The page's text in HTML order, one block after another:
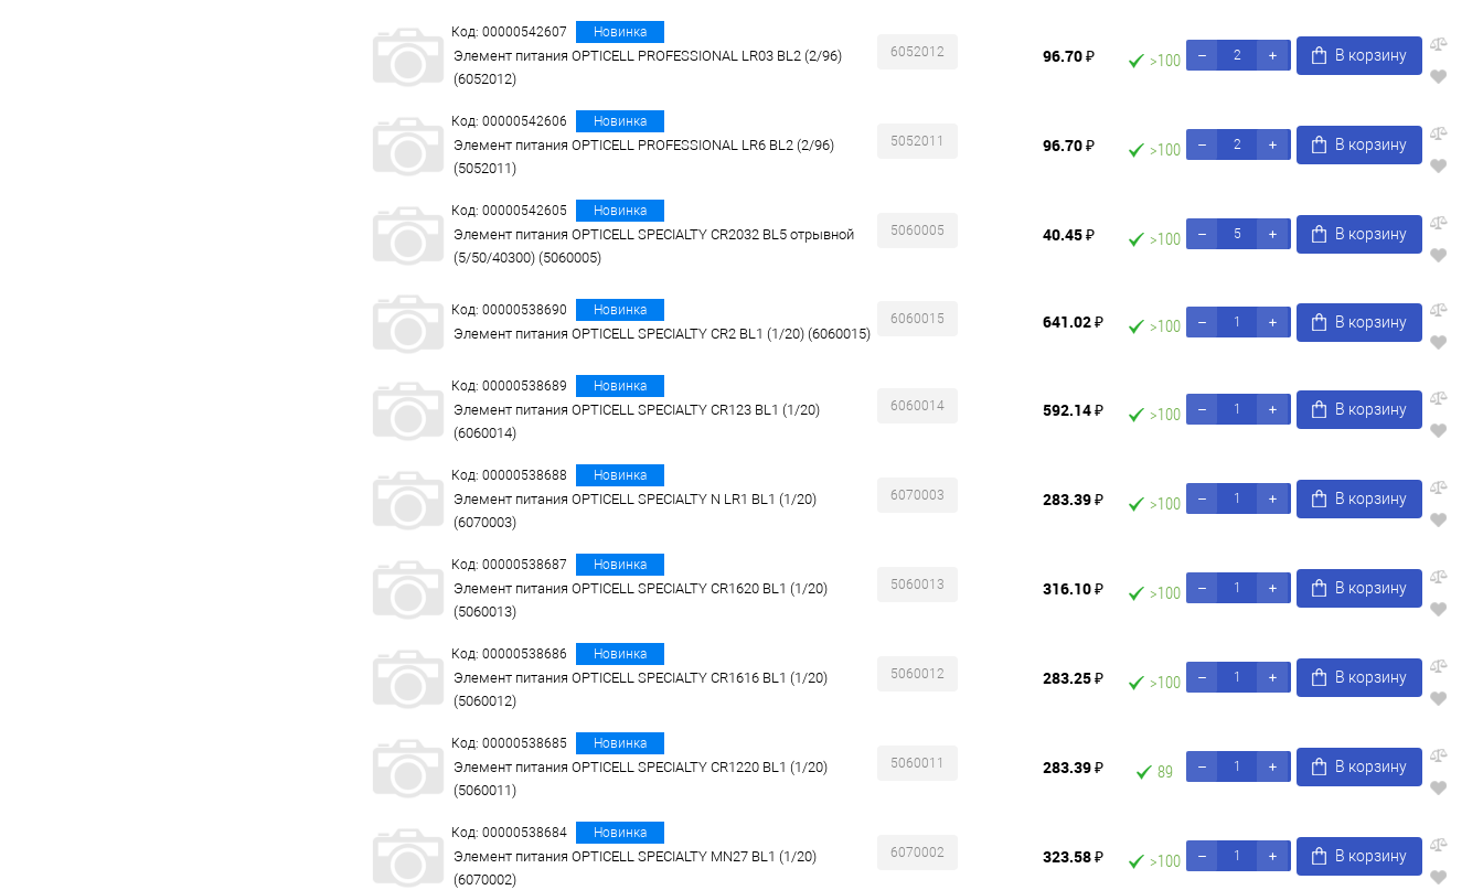
Код: 00000542607 Новинка
Элемент питания OPTICELL PROFESSIONAL LR03 BL2 (2/96)
(6052012)
6052012 96.70 ₽ >100 В корзину
Код: 00000542606 Новинка
Элемент питания OPTICELL PROFESSIONAL LR6 BL2 (2/96)
(5052011)
5052011 96.70 ₽ >100 В корзину
Код: 00000542605 Новинка
Элемент питания OPTICELL SPECIALTY CR2032 BL5 отрывной
(5/50/40300) (5060005)
5060005 40.45 ₽ >100 В корзину
Код: 00000538690 Новинка
Элемент питания OPTICELL SPECIALTY CR2 BL1 (1/20) (6060015)
6060015 641.02 ₽ >100 В корзину
Код: 00000538689 Новинка
Элемент питания OPTICELL SPECIALTY CR123 BL1 (1/20)
(6060014)
6060014 592.14 ₽ >100 В корзину
Код: 00000538688 Новинка
Элемент питания OPTICELL SPECIALTY N LR1 BL1 (1/20)
(6070003)
6070003 283.39 ₽ >100 В корзину
Код: 00000538687 Новинка
Элемент питания OPTICELL SPECIALTY CR1620 BL1 (1/20)
(5060013)
5060013 316.10 ₽ >100 В корзину
Код: 00000538686 Новинка
Элемент питания OPTICELL SPECIALTY CR1616 BL1 (1/20)
(5060012)
5060012 283.25 ₽ >100 В корзину
Код: 00000538685 Новинка
Элемент питания OPTICELL SPECIALTY CR1220 BL1 (1/20)
(5060011)
5060011 283.39 ₽ 89 В корзину
Код: 00000538684 Новинка
Элемент питания OPTICELL SPECIALTY MN27 BL1 (1/20)
(6070002)
6070002 323.58 ₽ >100 В корзину